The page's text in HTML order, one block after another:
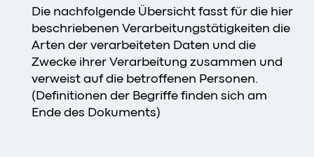
Die nachfolgende Übersicht fasst für die hier
beschriebenen Verarbeitungstätigkeiten die
Arten der verarbeiteten Daten und die
Zwecke ihrer Verarbeitung zusammen und
verweist auf die betroffenen Personen.
(Definitionen der Begriffe finden sich am
Ende des Dokuments)